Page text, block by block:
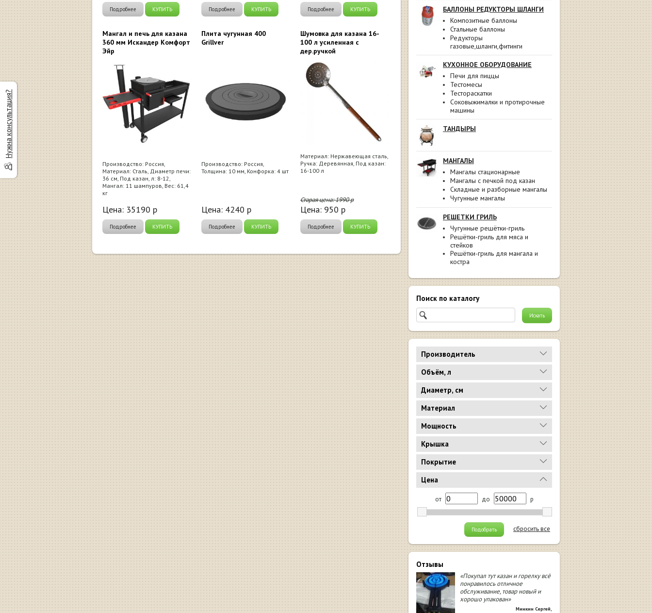
БАЛЛОНЫ РЕДУКТОРЫ ШЛАНГИ
Композитные баллоны
Стальные баллоны
Редукторы
газовые,шланги,фитинги
КУХОННОЕ ОБОРУДОВАНИЕ
Печи для пиццы
Тестомесы
Тестораскатки
Соковыжималки и протирочные
машины
ТАНДЫРЫ
МАНГАЛЫ
Мангалы стационарные
Мангалы с печкой под казан
Складные и разборные мангалы
Чугунные мангалы
РЕШЕТКИ ГРИЛЬ
Чугунные решётки-гриль
Решётки-гриль для мяса и
стейков
Решётки-гриль для мангала и
костра
Поиск по каталогу
Производитель
Объём, л
Диаметр, см
Материал
Мощность
Крышка
Покрытие
Цена
от до р
сбросить все
Подобрать
Отзывы
«Покупал тут казан и горелку всё
понравилось отличное
обслуживание, товар новый и
хорошо упакован»
Минкин Сергей,
Подробнее КУПИТЬ Подробнее КУПИТЬ Подробнее КУПИТЬ
Мангал и печь для казана
360 мм Искандер Комфорт
Эйр
Производство: Россия,
Материал: Сталь, Диаметр печи:
36 см, Под казан, л: 8-12,
Мангал: 11 шампуров, Вес: 61,4
кг
Цена: 35190 р
Подробнее КУПИТЬ
Плита чугунная 400
Grillver
Производство: Россия,
Толщина: 10 мм, Конфорка: 4 шт
Цена: 4240 р
Подробнее КУПИТЬ
Шумовка для казана 16-
100 л усиленная с
дер.ручкой
Материал: Нержавеющая сталь,
Ручка: Деревянная, Под казан:
16-100 л
Старая цена:1990р
Цена: 950 р
Подробнее КУПИТЬ
Нужна консультация?